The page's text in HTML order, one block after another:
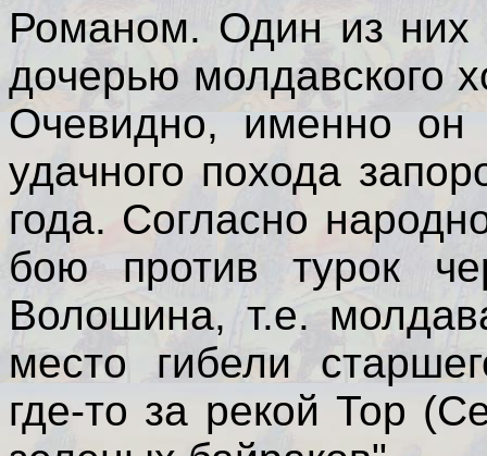
Романом. Один из них
дочерью молдавского
Очевидно, именно он
удачного похода
года. Согласно
бою против турок
Волошина, т.е.
место гибели
где-то за рекой Тор